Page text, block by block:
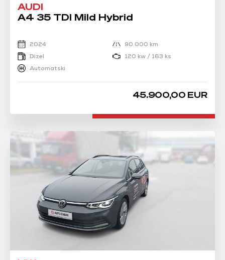
AUDI
A4 35 TDI Mild Hybrid
2024
90.000 km
Dizel
120 kw / 163 ks
Automatski
45.900,00 EUR